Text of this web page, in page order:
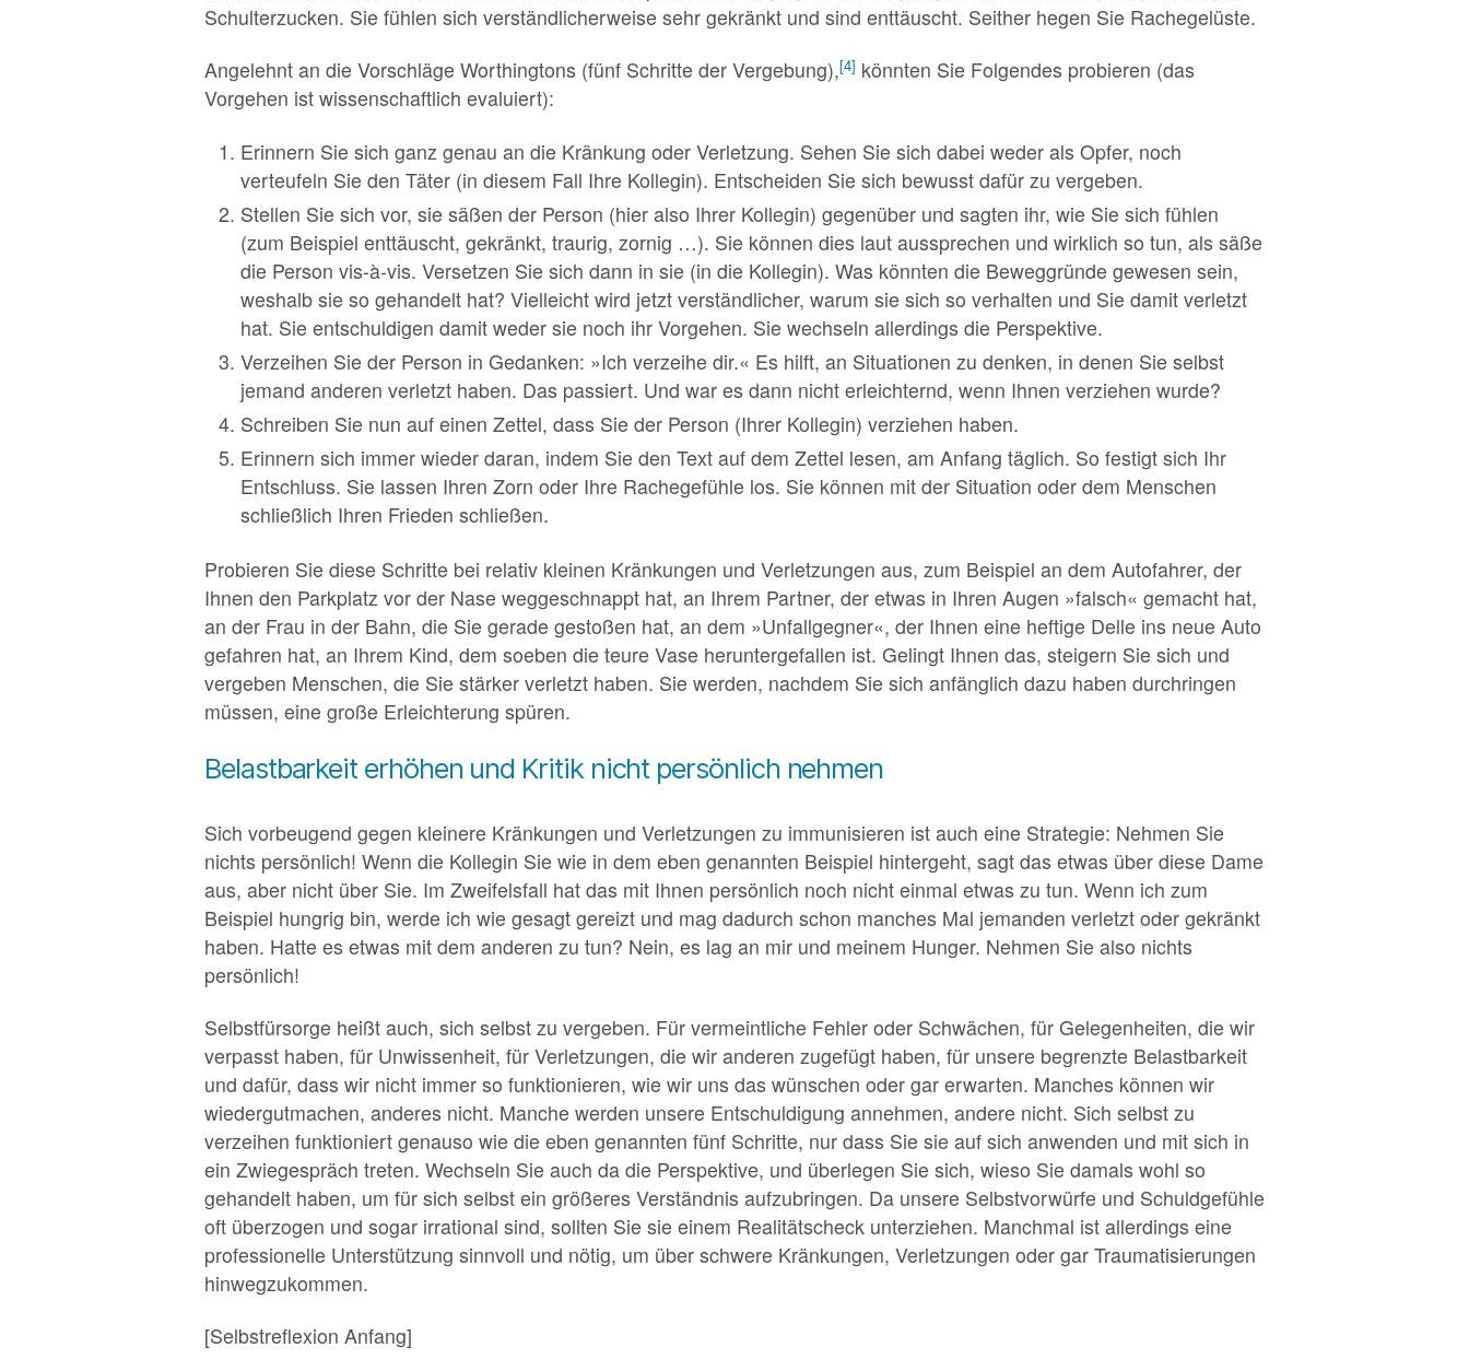
Schulterzucken. Sie fühlen sich verständlicherweise sehr gekränkt und sind enttäuscht. Seither hegen Sie Rachegelüste.
Angelehnt an die Vorschläge Worthingtons (fünf Schritte der Vergebung),[4] könnten Sie Folgendes probieren (das
Vorgehen ist wissenschaftlich evaluiert):
Erinnern Sie sich ganz genau an die Kränkung oder Verletzung. Sehen Sie sich dabei weder als Opfer, noch
verteufeln Sie den Täter (in diesem Fall Ihre Kollegin). Entscheiden Sie sich bewusst dafür zu vergeben.
Stellen Sie sich vor, sie säßen der Person (hier also Ihrer Kollegin) gegenüber und sagten ihr, wie Sie sich fühlen
(zum Beispiel enttäuscht, gekränkt, traurig, zornig …). Sie können dies laut aussprechen und wirklich so tun, als säße
die Person vis-à-vis. Versetzen Sie sich dann in sie (in die Kollegin). Was könnten die Beweggründe gewesen sein,
weshalb sie so gehandelt hat? Vielleicht wird jetzt verständlicher, warum sie sich so verhalten und Sie damit verletzt
hat. Sie entschuldigen damit weder sie noch ihr Vorgehen. Sie wechseln allerdings die Perspektive.
Verzeihen Sie der Person in Gedanken: »Ich verzeihe dir.« Es hilft, an Situationen zu denken, in denen Sie selbst
jemand anderen verletzt haben. Das passiert. Und war es dann nicht erleichternd, wenn Ihnen verziehen wurde?
Schreiben Sie nun auf einen Zettel, dass Sie der Person (Ihrer Kollegin) verziehen haben.
Erinnern sich immer wieder daran, indem Sie den Text auf dem Zettel lesen, am Anfang täglich. So festigt sich Ihr
Entschluss. Sie lassen Ihren Zorn oder Ihre Rachegefühle los. Sie können mit der Situation oder dem Menschen
schließlich Ihren Frieden schließen.
Probieren Sie diese Schritte bei relativ kleinen Kränkungen und Verletzungen aus, zum Beispiel an dem Autofahrer, der
Ihnen den Parkplatz vor der Nase weggeschnappt hat, an Ihrem Partner, der etwas in Ihren Augen »falsch« gemacht hat,
an der Frau in der Bahn, die Sie gerade gestoßen hat, an dem »Unfallgegner«, der Ihnen eine heftige Delle ins neue Auto
gefahren hat, an Ihrem Kind, dem soeben die teure Vase heruntergefallen ist. Gelingt Ihnen das, steigern Sie sich und
vergeben Menschen, die Sie stärker verletzt haben. Sie werden, nachdem Sie sich anfänglich dazu haben durchringen
müssen, eine große Erleichterung spüren.
Belastbarkeit erhöhen und Kritik nicht persönlich nehmen
Sich vorbeugend gegen kleinere Kränkungen und Verletzungen zu immunisieren ist auch eine Strategie: Nehmen Sie
nichts persönlich! Wenn die Kollegin Sie wie in dem eben genannten Beispiel hintergeht, sagt das etwas über diese Dame
aus, aber nicht über Sie. Im Zweifelsfall hat das mit Ihnen persönlich noch nicht einmal etwas zu tun. Wenn ich zum
Beispiel hungrig bin, werde ich wie gesagt gereizt und mag dadurch schon manches Mal jemanden verletzt oder gekränkt
haben. Hatte es etwas mit dem anderen zu tun? Nein, es lag an mir und meinem Hunger. Nehmen Sie also nichts
persönlich!
Selbstfürsorge heißt auch, sich selbst zu vergeben. Für vermeintliche Fehler oder Schwächen, für Gelegenheiten, die wir
verpasst haben, für Unwissenheit, für Verletzungen, die wir anderen zugefügt haben, für unsere begrenzte Belastbarkeit
und dafür, dass wir nicht immer so funktionieren, wie wir uns das wünschen oder gar erwarten. Manches können wir
wiedergutmachen, anderes nicht. Manche werden unsere Entschuldigung annehmen, andere nicht. Sich selbst zu
verzeihen funktioniert genauso wie die eben genannten fünf Schritte, nur dass Sie sie auf sich anwenden und mit sich in
ein Zwiegespräch treten. Wechseln Sie auch da die Perspektive, und überlegen Sie sich, wieso Sie damals wohl so
gehandelt haben, um für sich selbst ein größeres Verständnis aufzubringen. Da unsere Selbstvorwürfe und Schuldgefühle
oft überzogen und sogar irrational sind, sollten Sie sie einem Realitätscheck unterziehen. Manchmal ist allerdings eine
professionelle Unterstützung sinnvoll und nötig, um über schwere Kränkungen, Verletzungen oder gar Traumatisierungen
hinwegzukommen.
[Selbstreflexion Anfang]